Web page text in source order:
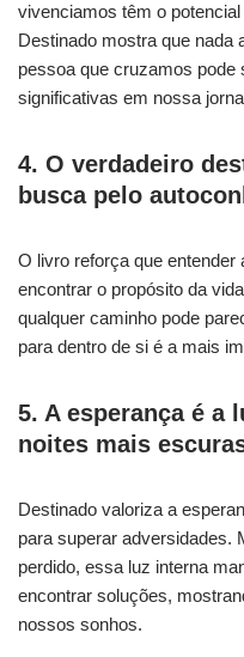
vivenciamos têm o
Destinado mostra que nada
pessoa que cruzamos pode
significativas em nossa
4. O verdadeiro
busca pelo
O livro reforça que
encontrar o propósito da
qualquer caminho pode
para dentro de si é a mais
5. A esperança é a
noites mais
Destinado valoriza a
para superar adversidades.
perdido, essa luz interna
encontrar soluções,
nossos sonhos.